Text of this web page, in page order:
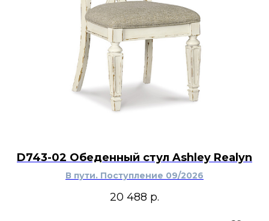
D743-02 Обеденный стул Ashley Realyn
В пути. Поступление 09/2026
20 488 р.